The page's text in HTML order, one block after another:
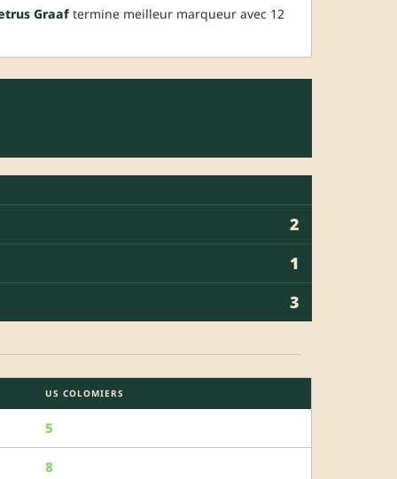
Graaf termine meilleur marqueur avec 12
2
1
3
US COLOMIERS
5
8